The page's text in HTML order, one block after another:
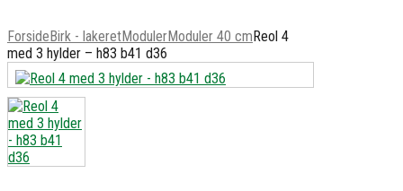
ForsideBirk - lakeretModulerModuler 40 cmReol 4
med 3 hylder – h83 b41 d36